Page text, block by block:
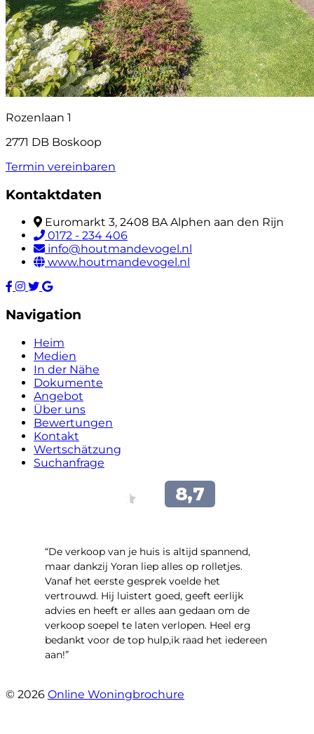
Rozenlaan 1
2771 DB Boskoop
Termin vereinbaren
Kontaktdaten
Euromarkt 3, 2408 BA Alphen aan den Rijn
0172 - 234 406
info@houtmandevogel.nl
www.houtmandevogel.nl
Navigation
Heim
Medien
In der Nähe
Dokumente
Angebot
Über uns
Bewertungen
Kontakt
Wertschätzung
Suchanfrage
“​De verkoop van je huis is altijd spannend,
maar dankzij Yoran liep alles op rolletjes.
Vanaf het eerste gesprek voelde het
vertrouwd. Hij luistert goed, geeft eerlijk
advies en heeft er alles aan gedaan om de
verkoop soepel te laten verlopen. Heel erg
bedankt voor de top hulp,ik raad het iedereen
aan!”
© 2026 Online Woningbrochure